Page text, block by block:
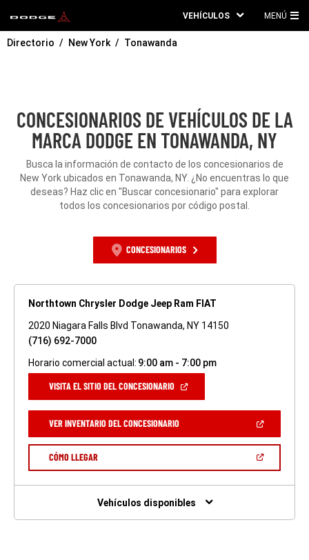
VEHÍCULOS MENÚ
Directorio New York Tonawanda
CONCESIONARIOS DE VEHÍCULOS DE LA
MARCA DODGE EN TONAWANDA, NY
Busca la información de contacto de los concesionarios de
New York ubicados en Tonawanda, NY. ¿No encuentras lo que
deseas? Haz clic en "Buscar concesionario" para explorar
todos los concesionarios por código postal.
CONCESIONARIOS
Northtown Chrysler Dodge Jeep Ram FIAT
2020 Niagara Falls Blvd Tonawanda, NY 14150
(716) 692-7000
Horario comercial actual: 9:00 am - 7:00 pm
VISITA EL SITIO DEL CONCESIONARIO(ABRIR
VENTANA
NUEVA)
VER INVENTARIO DEL CONCESIONARIO(ABRIR
UNA
CÓMO LLEGAR(ABRIR
VENTANA
Vehículos disponibles